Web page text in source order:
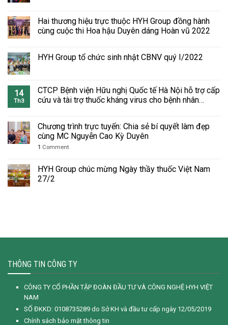
Hai thương hiệu trực thuộc HYH Group đồng hành
cùng cuộc thi Hoa hậu Duyên dáng Hoàn vũ 2022
HYH Group tổ chức sinh nhật CBNV quý I/2022
14
Th3
CTCP Bệnh viện Hữu nghị Quốc tế Hà Nội hỗ trợ cấp
cứu và tài trợ thuốc kháng virus cho bệnh nhân
Chương trình trực tuyến: Chia sẻ bí quyết làm đẹp
cùng MC Nguyễn Cao Kỳ Duyên
1 Comment
HYH Group chúc mừng Ngày thầy thuốc Việt Nam
27/2
THÔNG TIN CÔNG TY
CÔNG TY CỔ PHẦN TẬP ĐOÀN ĐẦU TƯ VÀ CÔNG NGHỆ HYH VIỆT
NAM
SỐ ĐKKD: 0108735289 do Sở KH và đầu tư cấp ngày 12/05/2019
Chính sách bảo mật thông tin